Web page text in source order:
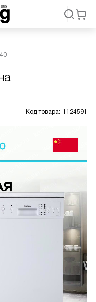
Код товара: 1124591